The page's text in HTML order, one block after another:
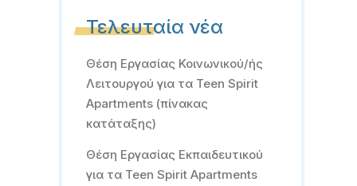
Τελευταία νέα
Θέση Εργασίας Κοινωνικού/ής
Λειτουργού για τα Teen Spirit
Apartments (πίνακας
κατάταξης)
Θέση Εργασίας Εκπαιδευτικού
για τα Teen Spirit Apartments